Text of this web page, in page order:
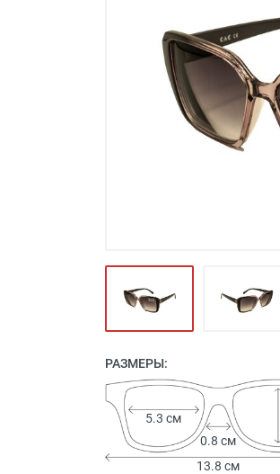
Известные бренды (212)
Футляры и мешки (1412)
Красота и здоровье (353)
Атрибуты для оптики (59)
РАЗМЕРЫ:
0.8 см
5.3 см
13.8 см